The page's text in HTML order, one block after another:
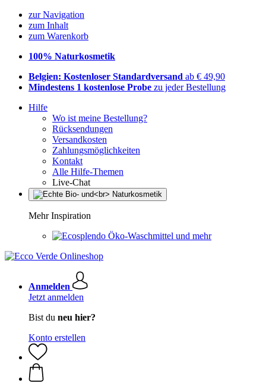
zur Navigation
zum Inhalt
zum Warenkorb
100% Naturkosmetik
Belgien: Kostenloser Standardversand ab € 49,90
Mindestens 1 kostenlose Probe zu jeder Bestellung
Hilfe
Wo ist meine Bestellung?
Rücksendungen
Versandkosten
Zahlungsmöglichkeiten
Kontakt
Alle Hilfe-Themen
Live-Chat
Mehr Inspiration
Öko-Waschmittel und mehr
Anmelden
Jetzt anmelden
Bist du neu hier?
Konto erstellen